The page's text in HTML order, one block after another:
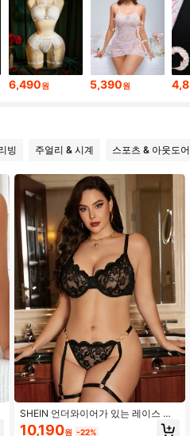
6,490원 5,390원
빙 주얼리 & 시계 스포츠 & 아웃도어
SHEIN 언더와이어가 있는 레이스 플
러스 사이즈 섹시한 언더웨어 세트, 2
10,190원 -22%